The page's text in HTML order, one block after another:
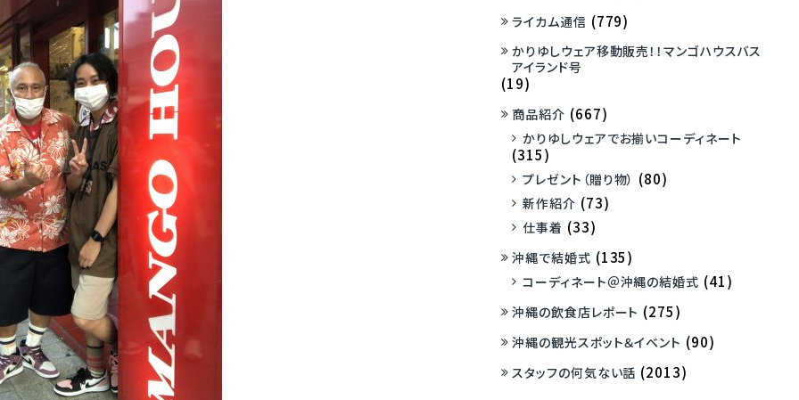
ライカム通信 (779)
かりゆしウェア移動販売！！マンゴハウスバス
アイランド号
(19)
商品紹介 (667)
かりゆしウェアでお揃いコーディネート
(315)
プレゼント（贈り物） (80)
新作紹介 (73)
仕事着 (33)
沖縄で結婚式 (135)
コーディネート＠沖縄の結婚式 (41)
沖縄の飲食店レポート (275)
沖縄の観光スポット＆イベント (90)
スタッフの何気ない話 (2013)